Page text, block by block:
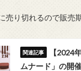
売り切れるので販売
【2024
ムナード」の開